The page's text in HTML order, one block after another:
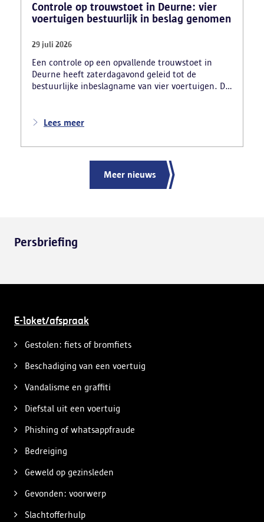
Controle op trouwstoet in Deurne: vier
voertuigen bestuurlijk in beslag genomen
29 juli 2026
Een controle op een opvallende trouwstoet in
Deurne heeft zaterdagavond geleid tot de
bestuurlijke inbeslagname van vier voertuigen. De
nadat meerdere weggebruikers melding hadden
ernstige verkeershinder die dat als gevolg had.
Lees meer
Meer nieuws
Persbriefing
E-loket/afspraak
Gestolen: fiets of bromfiets
Beschadiging van een voertuig
Vandalisme en graffiti
Diefstal uit een voertuig
Phishing of whatsappfraude
Bedreiging
Geweld op gezinsleden
Gevonden: voorwerp
Slachtofferhulp